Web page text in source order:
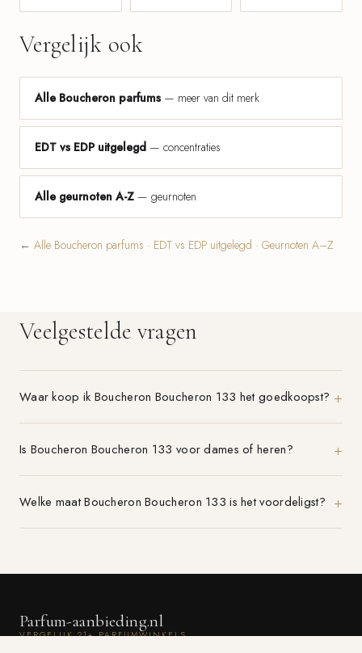
Vergelijk ook
Alle Boucheron parfums — meer van dit merk
EDT vs EDP uitgelegd — concentraties
Alle geurnoten A-Z — geurnoten
← Alle Boucheron parfums · EDT vs EDP uitgelegd · Geurnoten A–Z
Veelgestelde vragen
Waar koop ik Boucheron Boucheron 133 het goedkoopst?
Is Boucheron Boucheron 133 voor dames of heren?
Welke maat Boucheron Boucheron 133 is het voordeligst?
Parfum-aanbieding.nl
VERGELIJK 21+ PARFUMWINKELS